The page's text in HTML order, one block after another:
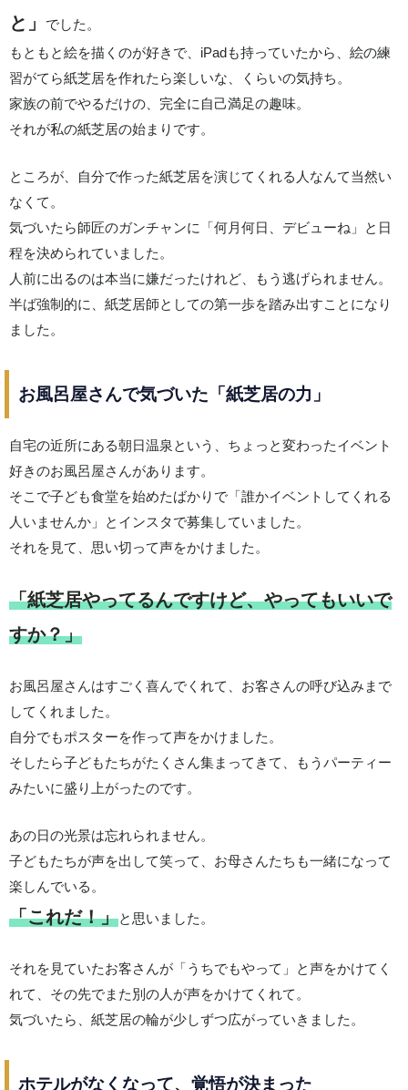
と」
でした。
もともと絵を描くのが好きで、iPadも持っていたから、絵の練
習がてら紙芝居を作れたら楽しいな、くらいの気持ち。
家族の前でやるだけの、完全に自己満足の趣味。
それが私の紙芝居の始まりです。
ところが、自分で作った紙芝居を演じてくれる人なんて当然い
なくて。
気づいたら師匠のガンチャンに「何月何日、デビューね」と日
程を決められていました。
人前に出るのは本当に嫌だったけれど、もう逃げられません。
半ば強制的に、紙芝居師としての第一歩を踏み出すことになり
ました。
お風呂屋さんで気づいた「紙芝居の力」
自宅の近所にある朝日温泉という、ちょっと変わったイベント
好きのお風呂屋さんがあります。
そこで子ども食堂を始めたばかりで「誰かイベントしてくれる
人いませんか」とインスタで募集していました。
それを見て、思い切って声をかけました。
「紙芝居やってるんですけど、やってもいいで
すか？」
お風呂屋さんはすごく喜んでくれて、お客さんの呼び込みまで
してくれました。
自分でもポスターを作って声をかけました。
そしたら子どもたちがたくさん集まってきて、もうパーティー
みたいに盛り上がったのです。
あの日の光景は忘れられません。
子どもたちが声を出して笑って、お母さんたちも一緒になって
楽しんでいる。
「これだ！」と思いました。
それを見ていたお客さんが「うちでもやって」と声をかけてく
れて、その先でまた別の人が声をかけてくれて。
気づいたら、紙芝居の輪が少しずつ広がっていきました。
ホテルがなくなって、覚悟が決まった